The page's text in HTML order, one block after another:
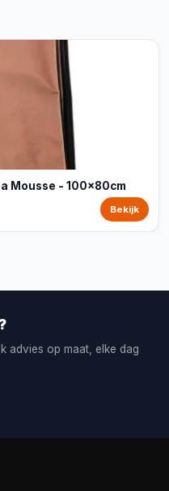
Mousse - 100x80cm
Bekijk
advies op maat, elke dag